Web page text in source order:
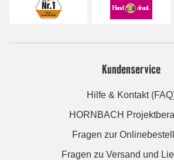
Kundenservice
Hilfe & Kontakt
HORNBACH
Fragen zur
Fragen zu Versand und